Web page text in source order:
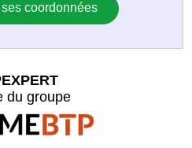
coordonnées
du groupe